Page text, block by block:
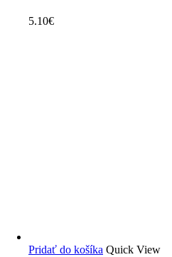
5.10€
Pridať do košíka Quick View